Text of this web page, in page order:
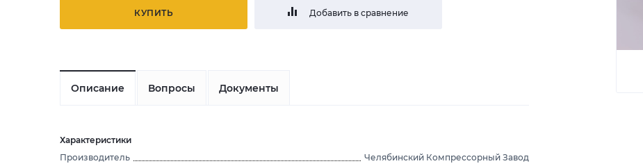
КУПИТЬ Добавить в сравнение
Описание Вопросы Документы
Характеристики
Производитель
Челябинский Компрессорный Завод